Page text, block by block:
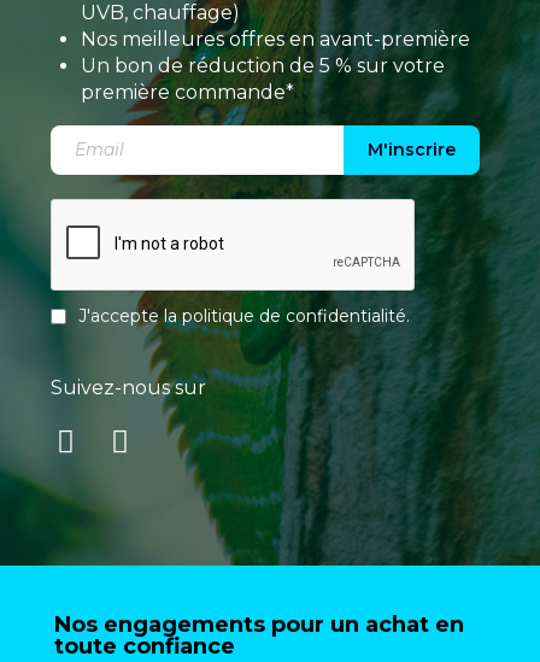
UVB, chauffage)
Nos meilleures offres en avant-première
Un bon de réduction de 5 % sur votre
première commande*
M'inscrire
J'accepte lapolitique de confidentialité.
Suivez-nous sur
Nos engagements pour un achat en
toute confiance